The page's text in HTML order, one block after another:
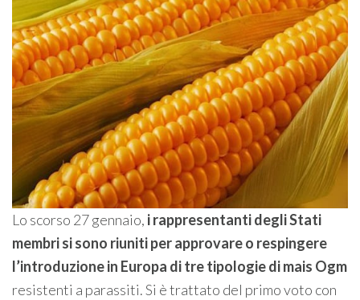
Lo scorso 27 gennaio, i rappresentanti degli Stati
membri si sono riuniti per approvare o respingere
l’introduzione in Europa di tre tipologie dimais Ogm
resistenti a parassiti. Si è trattato del primo voto con